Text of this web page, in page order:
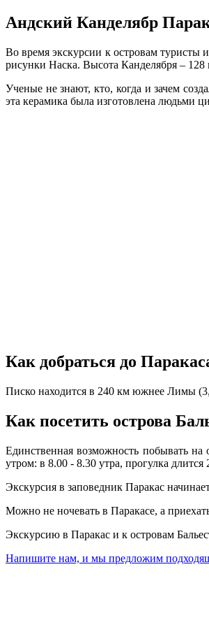
Андский Канделябр
Во время экскурсии к островам
рисунки Наска. Высота Канделября –
Ученые не знают, кто, когда и зачем
эта керамика была изготовлена людьми
Как добраться до
Писко находится в 240 км южнее Лимы
Как посетить острова
Единственная возможность побывать на
утром: в 8.00 - 8.30 утра, прогулка длится
Экскурсия в заповедник Паракас
Можно не ночевать в Паракасе, а
Экскурсию в Паракас и к островам
Напишите нам, и мы предложим